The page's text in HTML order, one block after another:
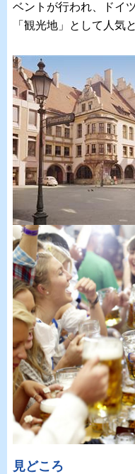
ベントが行われ、ドイ
「観光地」として人気
見どころ